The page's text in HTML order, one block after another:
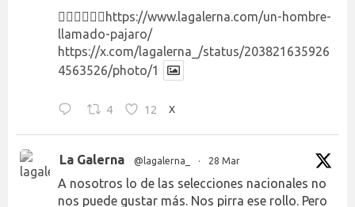
👉🏻👉🏻👉🏻 https://www.lagalerna.com/un-hombre-
llamado-pajaro/
https://x.com/lagalerna_/status/203821635926
4563526/photo/1
4 12 X
La Galerna @lagalerna_ · 28 Mar
A nosotros lo de las selecciones nacionales no
nos puede gustar más. Nos pirra ese rollo. Pero